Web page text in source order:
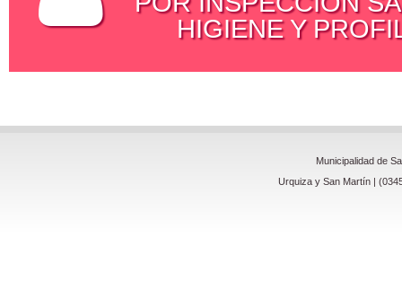
HIGIENE Y
Municipalidad de
Urquiza y San Martín |